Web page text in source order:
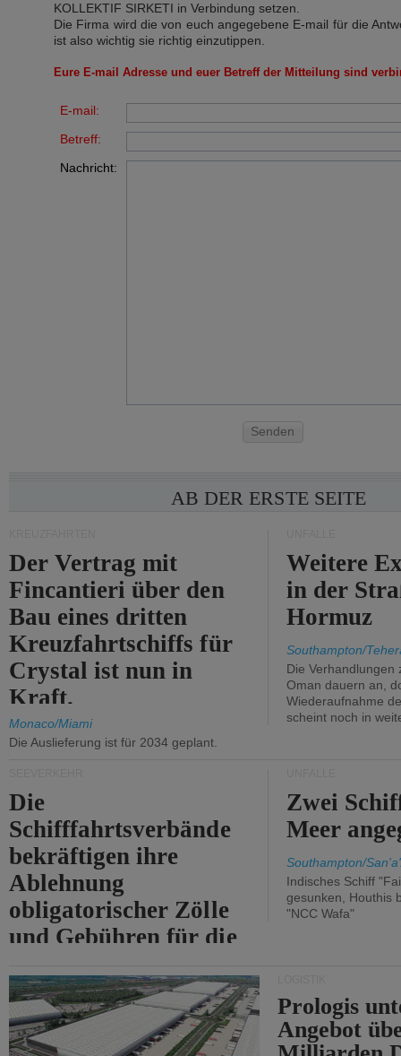
KOLLEKTIF SIRKETI in Verbindung setzen.
Die Firma wird die von euch angegebene E-mail für die
ist also wichtig sie richtig einzutippen.
Eure E-mail Adresse und euer Betreff der Mitteilung sind
E-mail:
Betreff:
Nachricht:
Senden
AB DER ERSTE SEITE
Der Vertrag mit
Fincantieri über den
Bau eines dritten
Kreuzfahrtschiffs für
Crystal ist nun in
Kraft.
Monaco/Miami
Die Auslieferung ist für 2034 geplant.
Weitere
in der
Hormuz
Southampton/
Die Verhandlungen
Oman dauern an,
Wiederaufnahme
scheint noch in
Die
Schifffahrtsverbände
bekräftigen ihre
Ablehnung
obligatorischer Zölle
und Gebühren für die
von Hormuz.
Zwei
Meer
Southampton/
Indisches Schiff
gesunken, Houthis
"NCC Wafa"
Prologis
Angebot